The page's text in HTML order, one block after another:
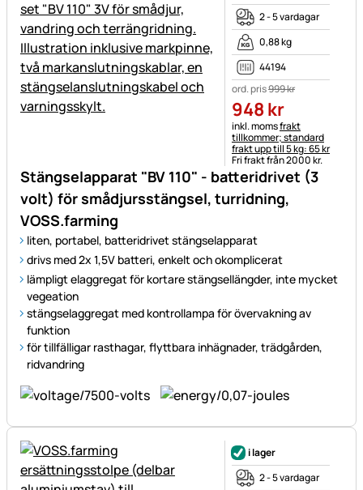
Stängselapparat "BV 110" - batteridrivet (3
volt) för smådjursstängsel, turridning,
VOSS.farming
liten, portabel, batteridrivet stängselapparat
drivs med 2x 1,5V batteri, enkelt och okomplicerat
lämpligt elaggregat för kortare stängsellängder, inte mycket
vegeation
stängselaggregat med kontrollampa för övervakning av
funktion
för tillfälligar rasthagar, flyttbara inhägnader, trädgården,
ridvandring
2 - 5 vardagar
0,88 kg
44194
ord. pris999kr
948kr
Skatteinformation:
inkl. momsfrakt
tillkommer; standard
frakt upp till 5 kg: 65 kr
Fri frakt från 2000 kr.
i lager
2 - 5 vardagar